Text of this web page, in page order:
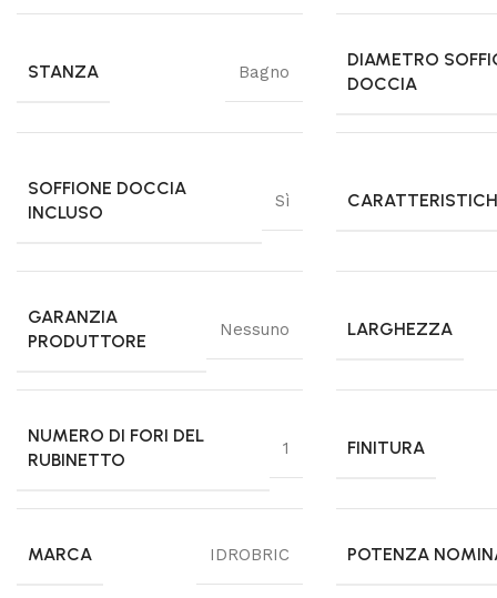
STANZA Bagno
DIAMETRO
DOCCIA
SOFFIONE DOCCIA
INCLUSO
Sì
GARANZIA
PRODUTTORE
Nessuno LARGHEZZA
NUMERO DI FORI DEL
RUBINETTO
1 FINITURA
MARCA IDROBRIC POTENZA